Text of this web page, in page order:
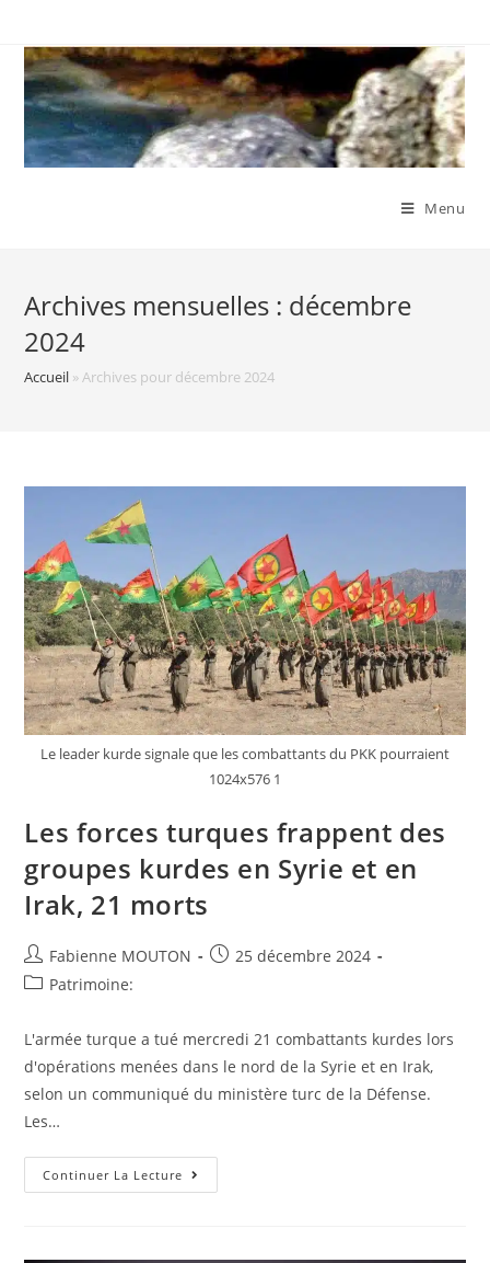
content
Menu
Archives mensuelles : décembre
2024
Accueil »Archives pour décembre 2024
Le leader kurde signale que les combattants du PKK pourraient
1024x576 1
Les forces turques frappent des
groupes kurdes en Syrie et en
Irak, 21 morts
Auteur/autrice
de
Fabienne MOUTON
Post25 décembre 2024
PostPatrimoine:
L'armée turque a tué mercredi 21 combattants kurdes lors
d'opérations menées dans le nord de la Syrie et en Irak,
selon un communiqué du ministère turc de la Défense.
Les…
Continuer La Lecture Les
Forces